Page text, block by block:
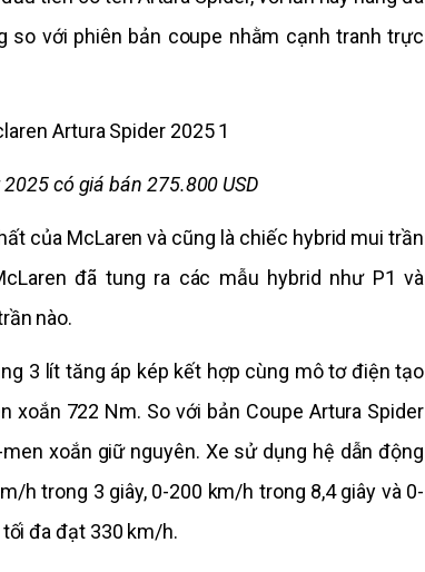
so với phiên bản coupe nhằm cạnh tranh trực
có giá bán 275.800 USD
của McLaren và cũng là chiếc hybrid mui trần
đã tung ra các mẫu hybrid như P1 và
nào.
3 lít tăng áp kép kết hợp cùng mô tơ điện tạo
722 Nm. So với bản Coupe Artura Spider
xoắn giữ nguyên. Xe sử dụng hệ dẫn động
h trong 3 giây, 0-200 km/h trong 8,4 giây và 0-
đa đạt 330 km/h.